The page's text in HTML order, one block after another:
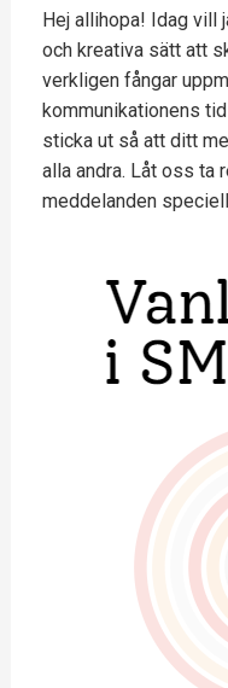
Hej allihopa! Idag vill
och kreativa sätt att
verkligen fångar
kommunikationens
sticka ut så att ditt
alla andra. Låt oss ta
meddelanden